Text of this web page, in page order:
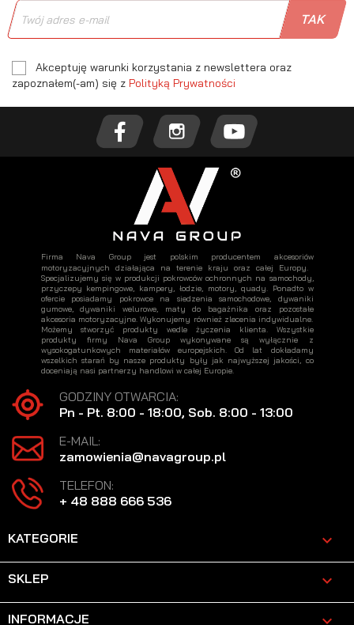
Akceptuję warunki korzystania z newslettera oraz
zapoznałem(-am) się z Polityką Prywatności
Firma Nava Group jest polskim producentem akcesoriów
motoryzacyjnych działająca na terenie kraju oraz całej Europy.
Specjalizujemy się w produkcji pokrowców ochronnych na samochody,
przyczepy kempingowe, kampery, łodzie, motory, quady. Ponadto w
ofercie posiadamy pokrowce na siedzenia samochodowe, dywaniki
gumowe, dywaniki welurowe, maty do bagażnika oraz pozostałe
akcesoria motoryzacyjne. Wykonujemy również zlecenia indywidualne.
Możemy stworzyć produkty wedle życzenia klienta. Wszystkie
produkty firmy Nava Group wykonywane są wyłącznie z
wysokogatunkowych materiałów europejskich. Od lat dokładamy
wszelkich starań by nasze produkty były jak najwyższej jakości, co
doceniają nasi partnerzy handlowi w całej Europie.
GODZINY OTWARCIA:
Pn - Pt. 8:00 - 18:00, Sob. 8:00 - 13:00
E-MAIL:
zamowienia@navagroup.pl
TELEFON:
+ 48 888 666 536
KATEGORIE 
SKLEP 
INFORMACJE 